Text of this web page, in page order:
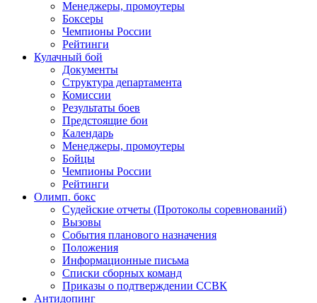
Менеджеры, промоутеры
Боксеры
Чемпионы России
Рейтинги
Кулачный бой
Документы
Структура департамента
Комиссии
Результаты боев
Предстоящие бои
Календарь
Менеджеры, промоутеры
Бойцы
Чемпионы России
Рейтинги
Олимп. бокс
Судейские отчеты (Протоколы соревнований)
Вызовы
События планового назначения
Положения
Информационные письма
Списки сборных команд
Приказы о подтверждении ССВК
Антидопинг